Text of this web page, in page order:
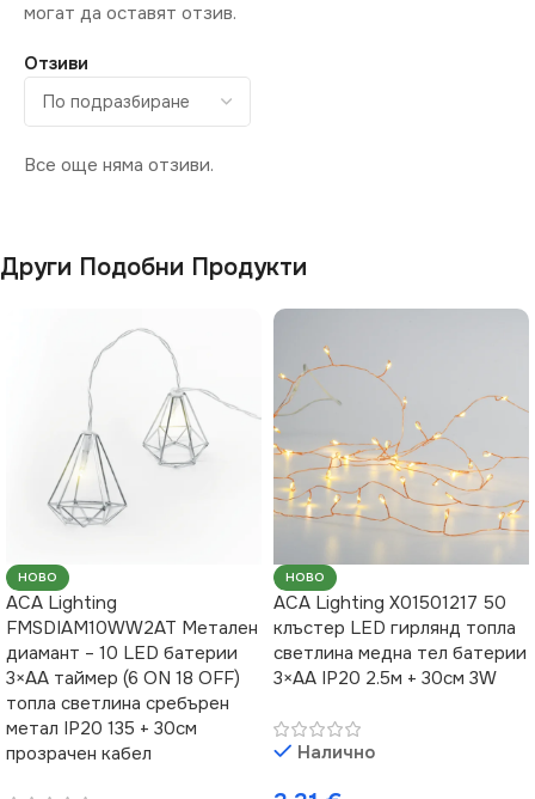
Отзиви
Все още няма отзиви.
могат да оставят отзив.
Други Подобни Продукти
НОВО
ACA Lighting
FMSDIAM10WW2AT Метален
диамант – 10 LED батерии
3×AA таймер (6 ON 18 OFF)
топла светлина сребърен
метал IP20 135 + 30см
прозрачен кабел
НОВО
ACA Lighting X01501217 50
клъстер LED гирлянд топла
светлина медна тел батерии
3×AA IP20 2.5м + 30см 3W
Налично